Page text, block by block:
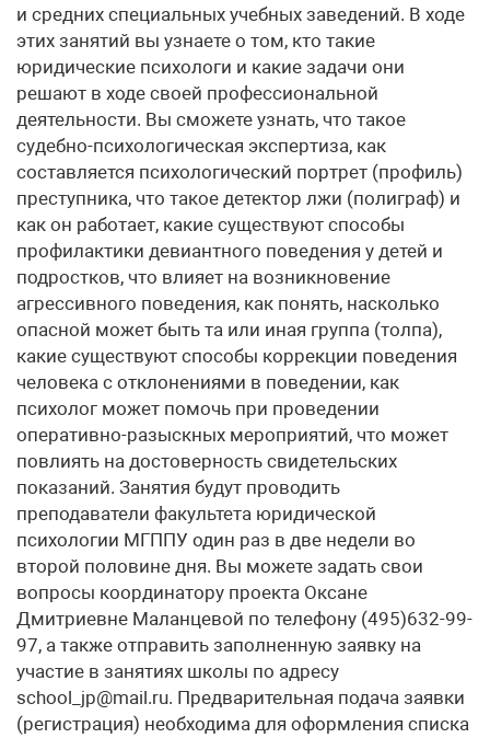
и средних специальных учебных заведений. В ходе
этих занятий вы узнаете о том, кто такие
юридические психологи и какие задачи они
решают в ходе своей профессиональной
деятельности. Вы сможете узнать, что такое
судебно-психологическая экспертиза, как
составляется психологический портрет (профиль)
преступника, что такое детектор лжи (полиграф) и
как он работает, какие существуют способы
профилактики девиантного поведения у детей и
подростков, что влияет на возникновение
агрессивного поведения, как понять, насколько
опасной может быть та или иная группа (толпа),
какие существуют способы коррекции поведения
человека с отклонениями в поведении, как
психолог может помочь при проведении
оперативно-разыскных мероприятий, что может
повлиять на достоверность свидетельских
показаний. Занятия будут проводить
преподаватели факультета юридической
психологии МГППУ один раз в две недели во
второй половине дня. Вы можете задать свои
вопросы координатору проекта Оксане
Дмитриевне Маланцевой по телефону (495)632-99-
97, а также отправить заполненную заявку на
участие в занятиях школы по адресу
school_jp@mail.ru. Предварительная подача заявки
(регистрация) необходима для оформления списка